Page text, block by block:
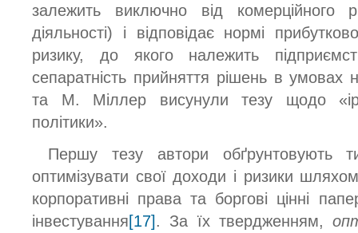
залежить виключно від комерційного
діяльності) і відповідає нормі
ризику, до якого належить
сепаратність прийняття рішень в умовах
та М. Міллер висунули тезу щодо
політики».
Першу тезу автори обґрунтовують
оптимізувати свої доходи і ризики
корпоративні права та боргові цінні
інвестування[17]. За їх твердженням,